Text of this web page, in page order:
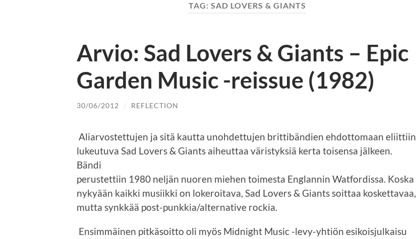
TAG: SAD LOVERS & GIANTS
Arvio: Sad Lovers & Giants – Epic
Garden Music -reissue (1982)
30/06/2012 / REFLECTION
Aliarvostettujen ja sitä kautta unohdettujen brittibändien ehdottomaan eliittiin
lukeutuva Sad Lovers & Giants aiheuttaa väristyksiä kerta toisensa jälkeen.
Bändi
perustettiin 1980 neljän nuoren miehen toimesta Englannin Watfordissa. Koska
nykyään kaikki musiikki on lokeroitava, Sad Lovers & Giants soittaa koskettavaa,
mutta synkkää post-punkkia/alternative rockia.
Ensimmäinen pitkäsoitto oli myös Midnight Music -levy-yhtiön esikoisjulkaisu